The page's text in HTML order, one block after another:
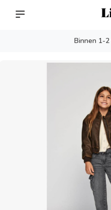
Binnen 1-